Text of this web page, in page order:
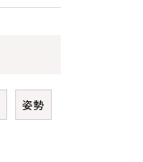
姿勢